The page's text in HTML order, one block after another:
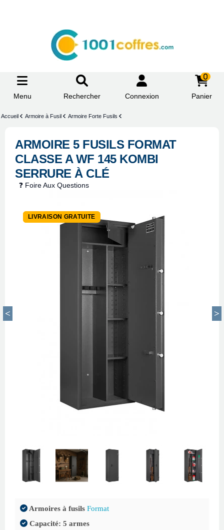
Menu Rechercher Connexion
0
Panier
Accueil Armoire à Fusil Armoire Forte Fusils
ARMOIRE 5 FUSILS FORMAT
CLASSE A WF 145 KOMBI
SERRURE À CLÉ
❓ Foire Aux Questions
-14,5%
LIVRAISON GRATUITE
Armoires à fusils Format
Capacité: 5 armes